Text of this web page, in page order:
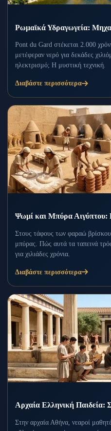
Ρωμαϊκά Υδραγωγεία:
Pont du Gard στέκεται 2.000
μετέφεραν νερό για δεκάδες
ηλεκτρισμό; Η μυστική τεχνική.
Διαβάστε περισσότερα
Ψωμί και Μπύρα
Στους τάφους των φαραώ
μπύρας. Πώς αυτά τα ταπεινά
για χιλιάδες χρόνια.
Διαβάστε περισσότερα
Αρχαία Ελληνική Παιδεία:
Στην αρχαία Αθήνα, νεαροί